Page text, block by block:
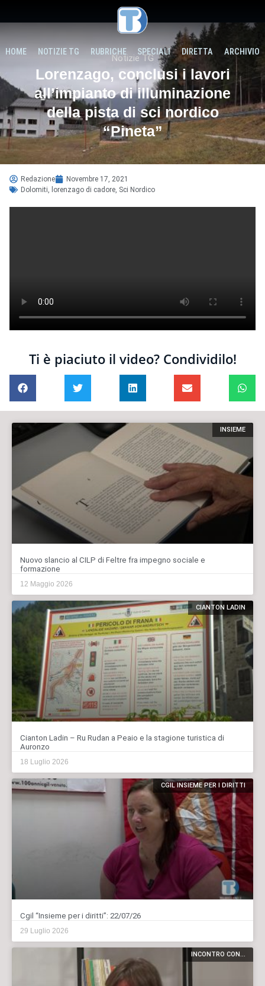
HOME NOTIZIE TG RUBRICHE SPECIALI DIRETTA ARCHIVIO
Notizie TG
Lorenzago, conclusi i lavori
all’impianto di illuminazione
della pista di sci nordico
“Pineta”
Redazione
Novembre 17, 2021
Dolomiti
lorenzago di cadore Sci Nordico
Ti è piaciuto il video? Condividilo!
INSIEME
Nuovo slancio al CILP di Feltre fra impegno sociale e
formazione
12 Maggio 2026
CIANTON LADIN
Cianton Ladin – Ru Rudan a Peaio e la stagione turistica di
Auronzo
18 Luglio 2026
CGIL INSIEME PER I DIRITTI
Cgil “Insieme per i diritti”: 22/07/26
29 Luglio 2026
INCONTRO CON...